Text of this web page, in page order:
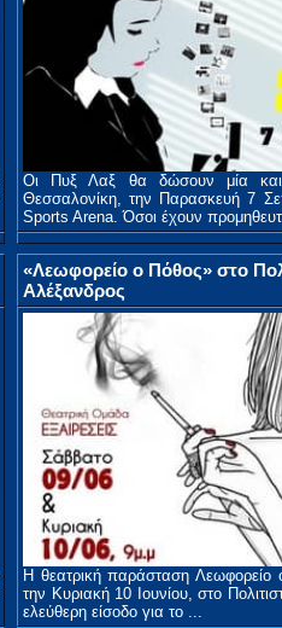
Οι Πυξ Λαξ θα δώσουν μία και
Θεσσαλονίκη, την Παρασκευή 7
Sports Arena. Όσοι έχουν
«Λεωφορείο ο Πόθος» στο
Αλέξανδρος
Η θεατρική παράσταση
την Κυριακή 10 Ιουνίου, στο
ελεύθερη είσοδο για το ...